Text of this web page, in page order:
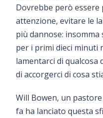
Dovrebbe però essere
attenzione, evitare le
più dannose: insomma
per i primi dieci minuti
lamentarci di qualcosa
di accorgerci di cosa
Will Bowen, un
fa ha lanciato questa